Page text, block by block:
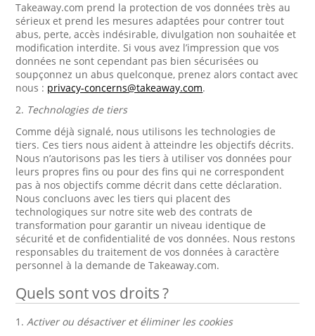
Takeaway.com prend la protection de vos données très au
sérieux et prend les mesures adaptées pour contrer tout
abus, perte, accès indésirable, divulgation non souhaitée et
modification interdite. Si vous avez l’impression que vos
données ne sont cependant pas bien sécurisées ou
soupçonnez un abus quelconque, prenez alors contact avec
nous : privacy-concerns@takeaway.com.
2. Technologies de tiers
Comme déjà signalé, nous utilisons les technologies de
tiers. Ces tiers nous aident à atteindre les objectifs décrits.
Nous n’autorisons pas les tiers à utiliser vos données pour
leurs propres fins ou pour des fins qui ne correspondent
pas à nos objectifs comme décrit dans cette déclaration.
Nous concluons avec les tiers qui placent des
technologiques sur notre site web des contrats de
transformation pour garantir un niveau identique de
sécurité et de confidentialité de vos données. Nous restons
responsables du traitement de vos données à caractère
personnel à la demande de Takeaway.com.
Quels sont vos droits ?
1.Activer ou désactiver et éliminer les cookies